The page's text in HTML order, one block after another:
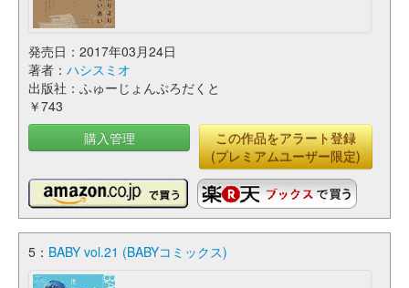
発売日：2017年03月24日
著者： ハシスミオ
出版社：ふゅーじょんぷろだくと
￥743
購入管理
この作品をアラート登録
(プレミアムユーザー限定)
5： BABY vol.21 (BABYコミックス)